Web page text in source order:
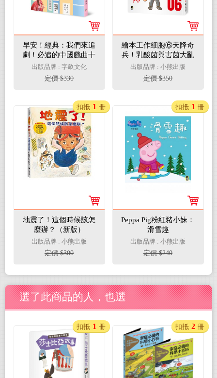
早安！經典：我們來追
劇！必追的中國戲曲十
大經典故事
出版品牌 : 字畝文化
定價 $330
繪本工作細胞⑥天降奇
兵！乳酸菌與害菌大亂
鬥
出版品牌 : 小熊出版
定價 $350
地震了！這個時候該怎
麼辦？（新版）
出版品牌 : 小熊出版
定價 $300
扣抵 1 冊
Peppa Pig粉紅豬小妹：
滑雪趣
出版品牌 : 小熊出版
定價 $240
扣抵 1 冊
選了此商品的人，也選
扣抵 1 冊 扣抵 2 冊